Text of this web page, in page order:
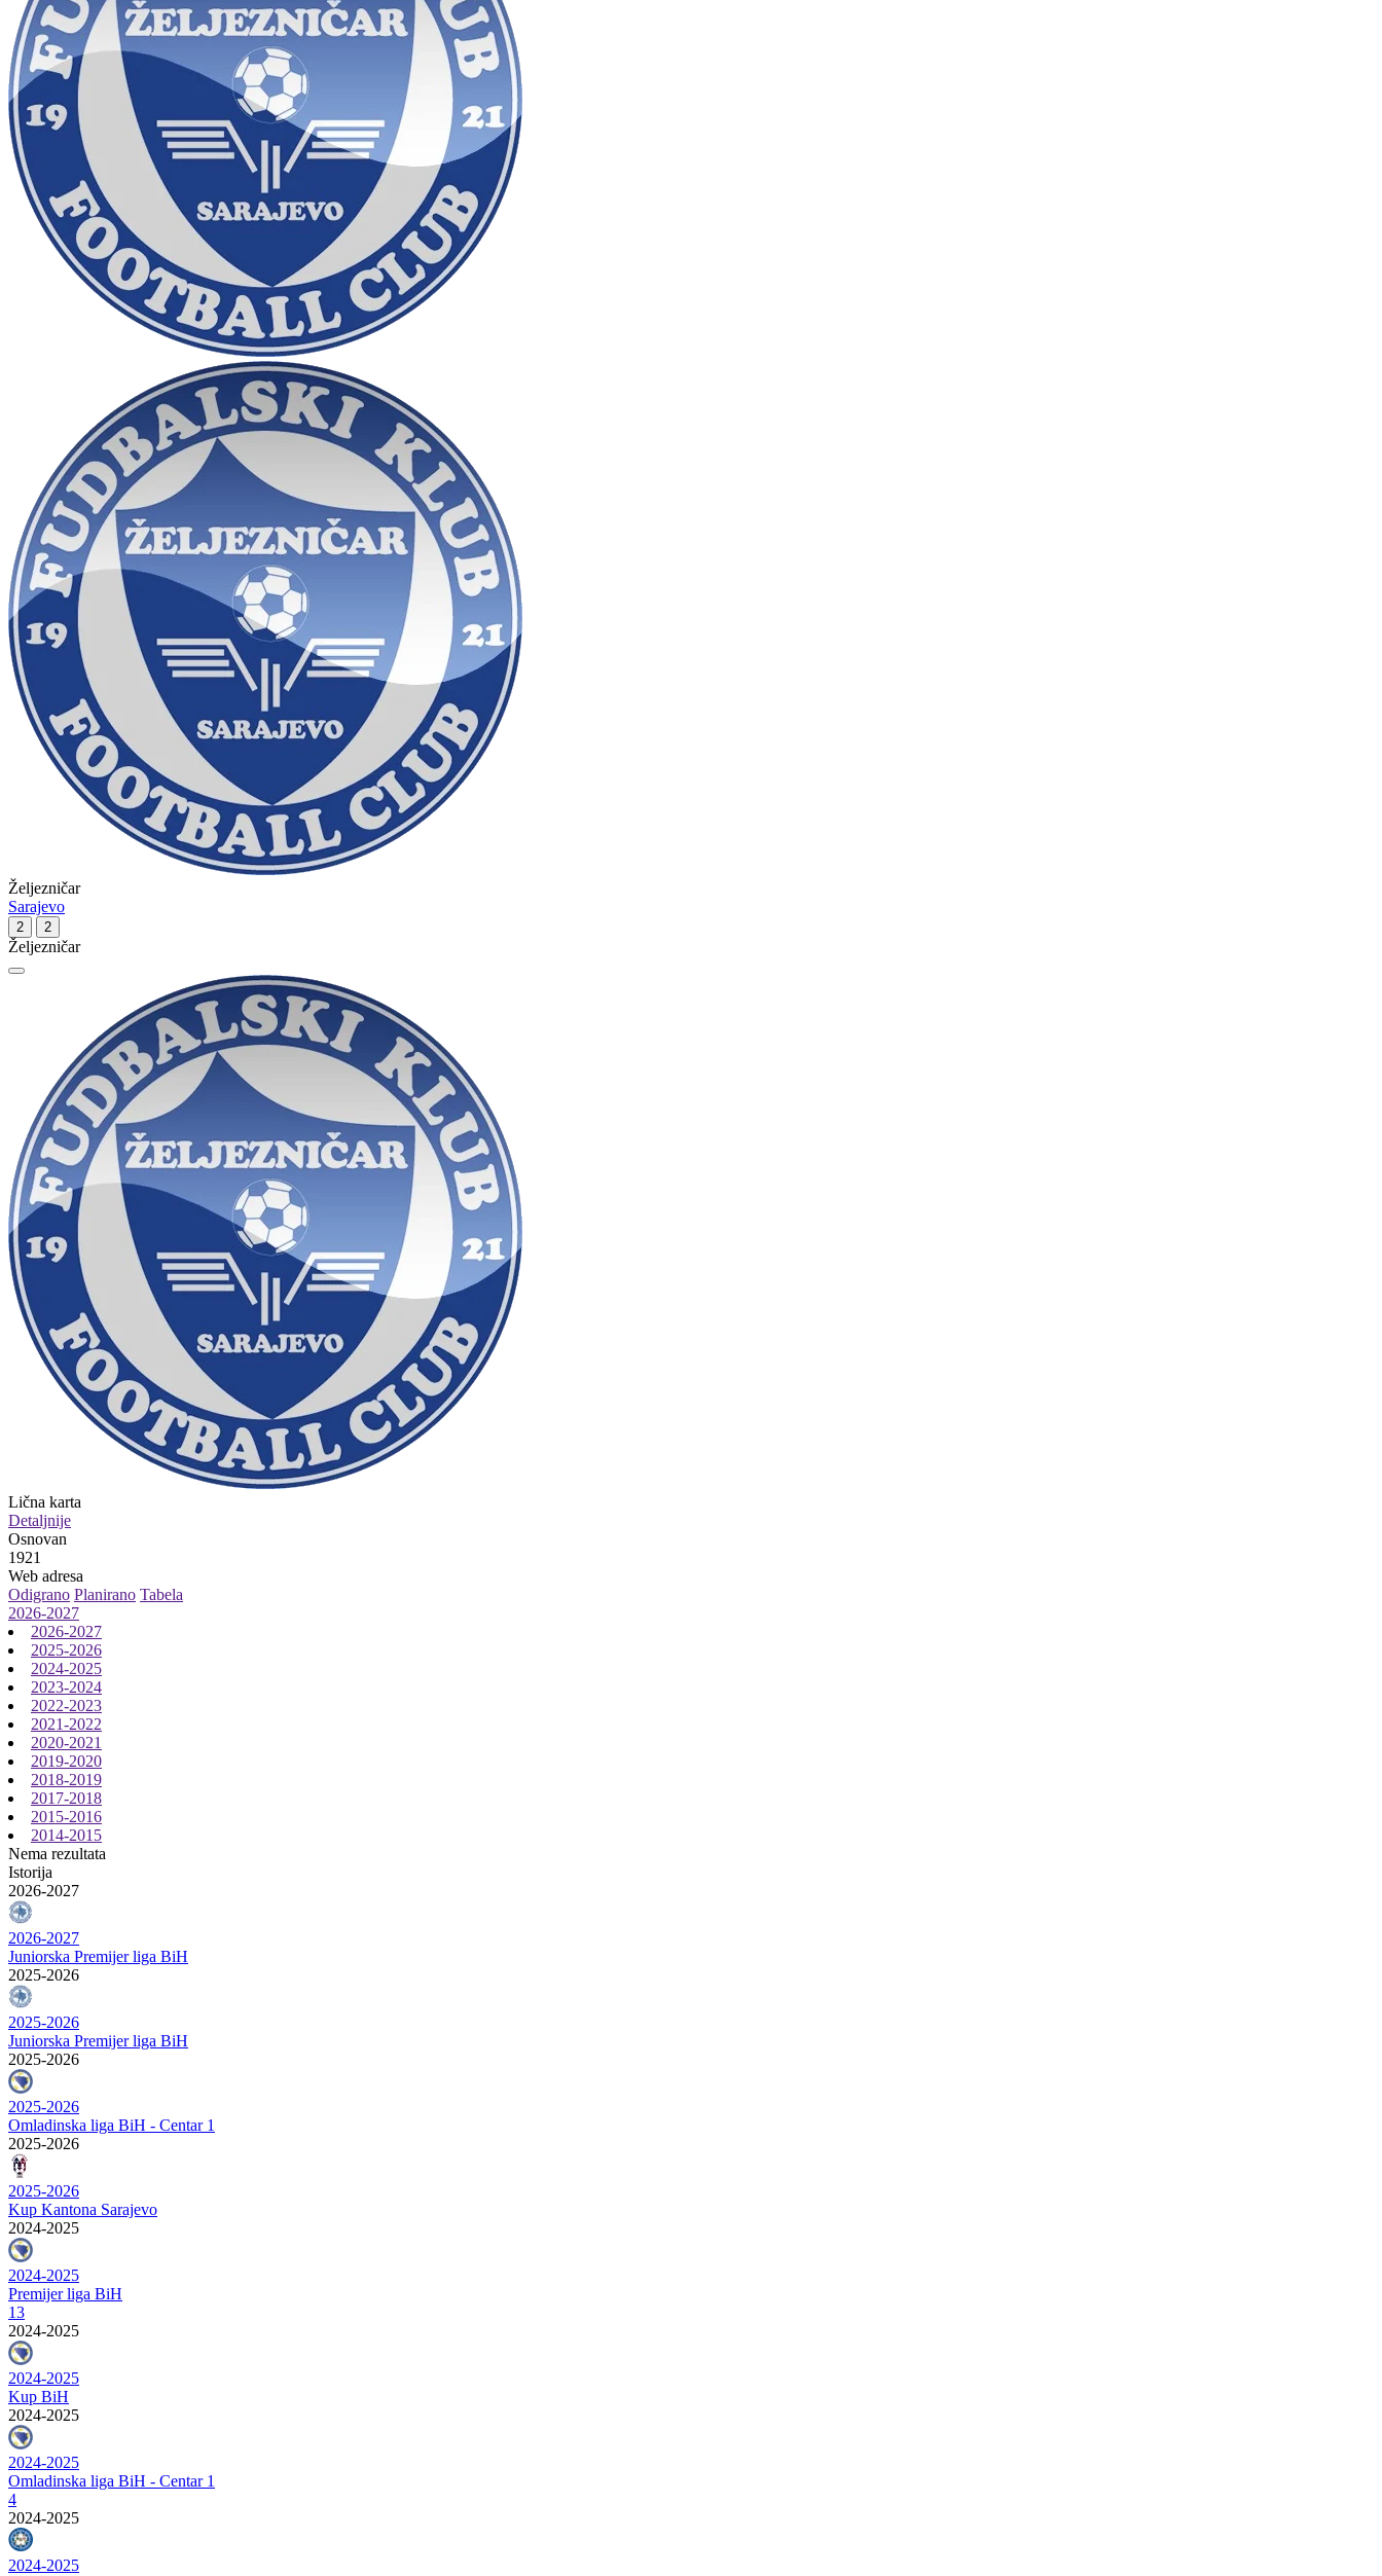
Željezničar
Sarajevo
2 2
Željezničar
Lična karta
Detaljnije
Osnovan
1921
Web adresa
Odigrano Planirano Tabela
2026-2027
2026-2027
2025-2026
2024-2025
2023-2024
2022-2023
2021-2022
2020-2021
2019-2020
2018-2019
2017-2018
2015-2016
2014-2015
Nema rezultata
Istorija
2026-2027
2026-2027
Juniorska Premijer liga BiH
2025-2026
2025-2026
Juniorska Premijer liga BiH
2025-2026
2025-2026
Omladinska liga BiH - Centar 1
2025-2026
2025-2026
Kup Kantona Sarajevo
2024-2025
2024-2025
Premijer liga BiH
13
2024-2025
2024-2025
Kup BiH
2024-2025
2024-2025
Omladinska liga BiH - Centar 1
4
2024-2025
2024-2025